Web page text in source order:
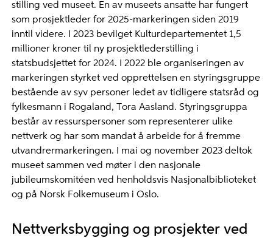
stilling ved museet. En av museets ansatte har fungert
som prosjektleder for 2025-markeringen siden 2019
inntil videre. I 2023 bevilget Kulturdepartementet 1,5
millioner kroner til ny prosjektlederstilling i
statsbudsjettet for 2024. I 2022 ble organiseringen av
markeringen styrket ved opprettelsen en styringsgruppe
bestående av syv personer ledet av tidligere statsråd og
fylkesmann i Rogaland, Tora Aasland. Styringsgruppa
består av ressurspersoner som representerer ulike
nettverk og har som mandat å arbeide for å fremme
utvandrermarkeringen. I mai og november 2023 deltok
museet sammen ved møter i den nasjonale
jubileumskomitéen ved henholdsvis Nasjonalbiblioteket
og på Norsk Folkemuseum i Oslo.
Nettverksbygging og prosjekter ved